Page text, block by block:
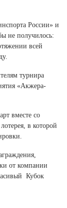
России» и
не получилось:
всей
турнира
«Акжера-
вместе со
в которой
от компании
Кубок